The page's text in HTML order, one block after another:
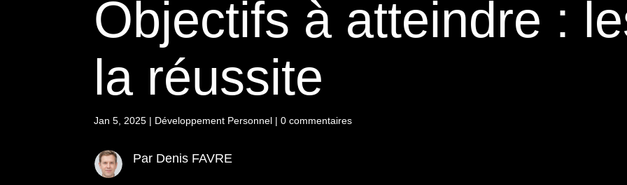
Objectifs à atteindre :
la réussite
Jan 5, 2025 | Développement Personnel |0 commentaires
Par Denis FAVRE